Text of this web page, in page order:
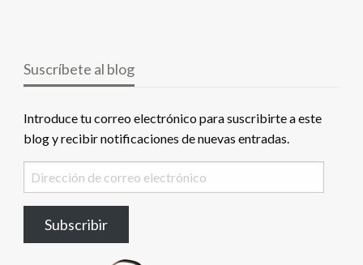
Suscríbete al blog
Introduce tu correo electrónico para suscribirte a este
blog y recibir notificaciones de nuevas entradas.
Dirección
de
electrónico
Subscribir